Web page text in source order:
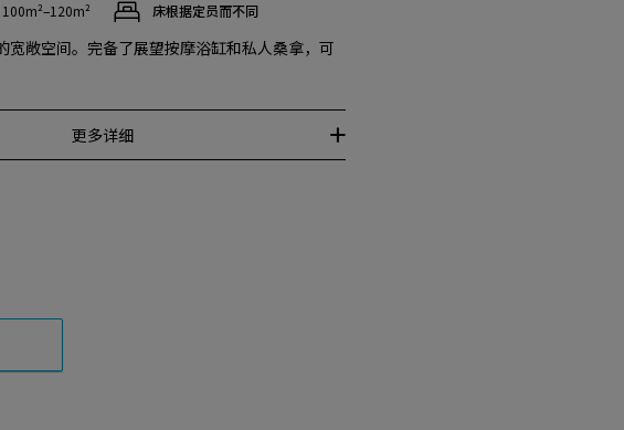
100m²–120m² 床根据定员而不同
宽敞空间。完备了展望按摩浴缸和私人桑拿，可
更多详细